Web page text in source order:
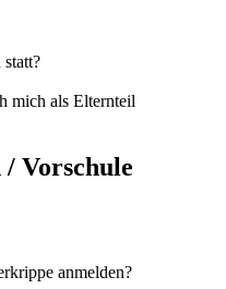
mich als Elternteil
Vorschule
anmelden?